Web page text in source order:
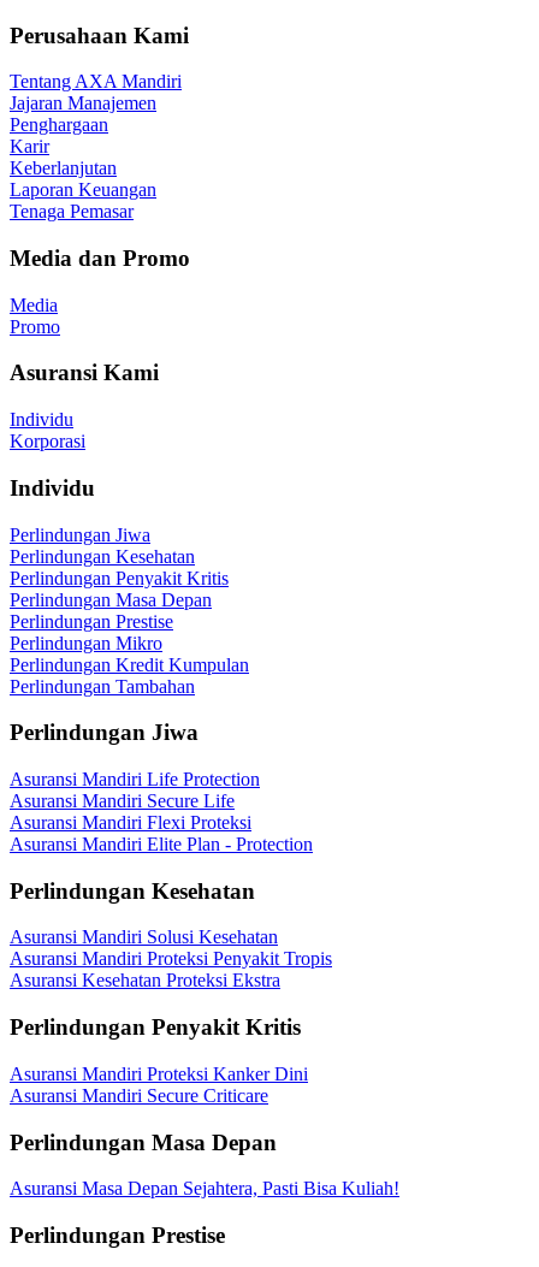
Perusahaan Kami
Tentang AXA Mandiri
Jajaran Manajemen
Penghargaan
Karir
Keberlanjutan
Laporan Keuangan
Tenaga Pemasar
Media dan Promo
Media
Promo
Asuransi Kami
Individu
Korporasi
Individu
Perlindungan Jiwa
Perlindungan Kesehatan
Perlindungan Penyakit Kritis
Perlindungan Masa Depan
Perlindungan Prestise
Perlindungan Mikro
Perlindungan Kredit Kumpulan
Perlindungan Tambahan
Perlindungan Jiwa
Asuransi Mandiri Life Protection
Asuransi Mandiri Secure Life
Asuransi Mandiri Flexi Proteksi
Asuransi Mandiri Elite Plan - Protection
Perlindungan Kesehatan
Asuransi Mandiri Solusi Kesehatan
Asuransi Mandiri Proteksi Penyakit Tropis
Asuransi Kesehatan Proteksi Ekstra
Perlindungan Penyakit Kritis
Asuransi Mandiri Proteksi Kanker Dini
Asuransi Mandiri Secure Criticare
Perlindungan Masa Depan
Asuransi Masa Depan Sejahtera, Pasti Bisa Kuliah!
Perlindungan Prestise